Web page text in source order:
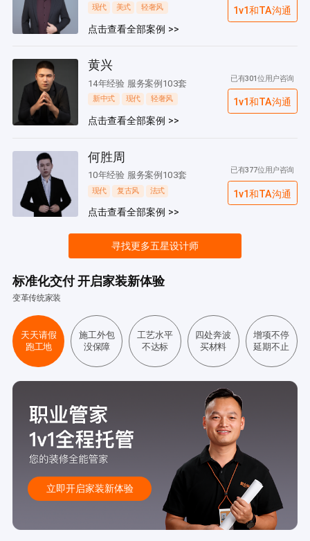
现代 美式 轻奢风
点击查看全部案例 >>
1v1和TA沟通
黄兴
14年经验 服务案例103套
新中式 现代 轻奢风
点击查看全部案例 >>
已有301位用户咨询
1v1和TA沟通
何胜周
10年经验 服务案例103套
现代 复古风 法式
点击查看全部案例 >>
已有377位用户咨询
1v1和TA沟通
寻找更多五星设计师
标准化交付 开启家装新体验
变革传统家装
天天请假
跑工地
施工外包
没保障
工艺水平
不达标
四处奔波
买材料
增项不停
延期不止
立即开启家装新体验